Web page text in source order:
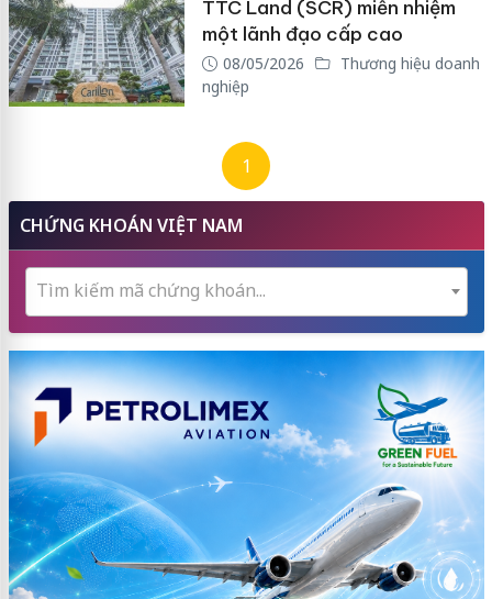
TTC Land (SCR) miễn nhiệm
một lãnh đạo cấp cao
08/05/2026
Thương hiệu doanh
nghiệp
1
CHỨNG KHOÁN VIỆT NAM
Tìm kiếm mã chứng khoán...